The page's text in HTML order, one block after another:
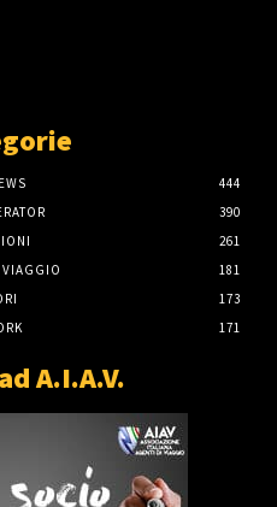
444
390
261
181
173
171
A.I.A.V.